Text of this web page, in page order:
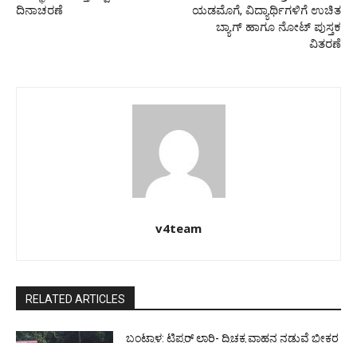
ದಿನಾಚರಣೆ
ಯಡಮೊಗೆ, ವಿದ್ಯಾರ್ಥಿಗಳಿಗೆ ಉಚಿತ
ಬ್ಯಾಗ್ ಹಾಗೂ ನೋಟ್ ಪುಸ್ತಕ
ವಿತರಣೆ
v4team
RELATED ARTICLES
ಬಂಟ್ವಾಳ: ಟಿಪ್ಪರ್ ಲಾರಿ- ದ್ವಿಚಕ್ರ ವಾಹನ ನಡುವೆ ಭೀಕರ